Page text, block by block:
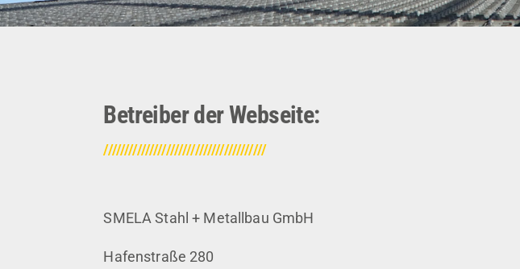
Betreiber der Webseite:
///////////////////////////////////////
SMELA Stahl + Metallbau GmbH
Hafenstraße 280